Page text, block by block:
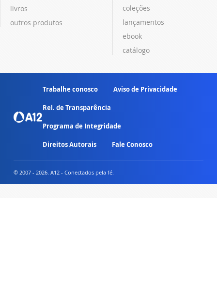
livros
outros produtos
coleções
lançamentos
ebook
catálogo
Trabalhe conosco Aviso de Privacidade
Rel. de Transparência
Programa de Integridade
Direitos Autorais Fale Conosco
© 2007 - 2026. A12 - Conectados pela fé.